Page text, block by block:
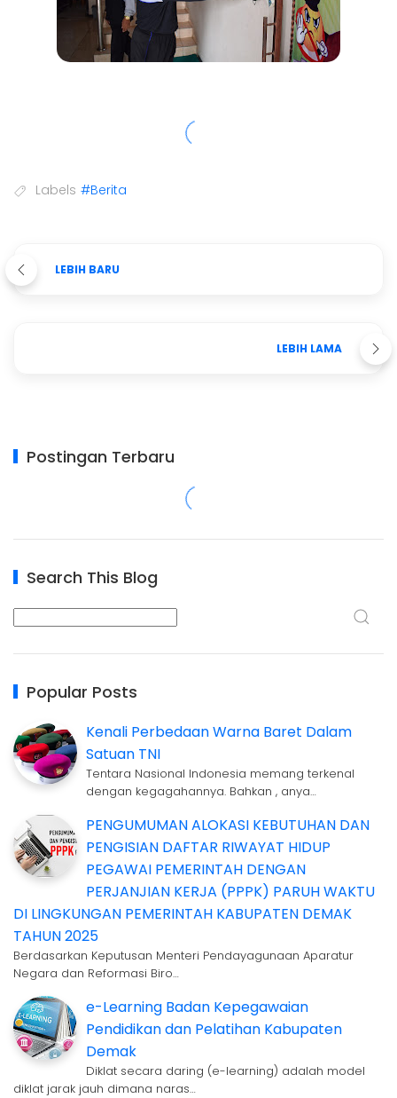
Labels #Berita
LEBIH BARU
LEBIH LAMA
Postingan Terbaru
Search This Blog
Popular Posts
Kenali Perbedaan Warna Baret Dalam
Satuan TNI
Tentara Nasional Indonesia memang terkenal
dengan kegagahannya. Bahkan , anya…
PENGUMUMAN ALOKASI KEBUTUHAN DAN
PENGISIAN DAFTAR RIWAYAT HIDUP
PEGAWAI PEMERINTAH DENGAN
PERJANJIAN KERJA (PPPK) PARUH WAKTU
DI LINGKUNGAN PEMERINTAH KABUPATEN DEMAK
TAHUN 2025
Berdasarkan Keputusan Menteri Pendayagunaan Aparatur
Negara dan Reformasi Biro…
e-Learning Badan Kepegawaian
Pendidikan dan Pelatihan Kabupaten
Demak
Diklat secara daring (e-learning) adalah model
diklat jarak jauh dimana naras…